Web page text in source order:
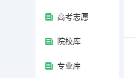
高考志愿
院校库
专业库